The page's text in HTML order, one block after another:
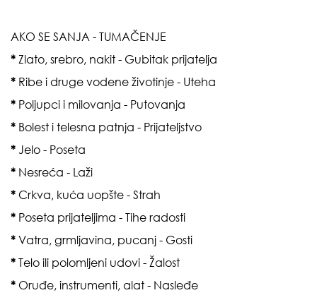
AKO SE SANJA - TUMAČENJE
* Zlato, srebro, nakit - Gubitak prijatelja
* Ribe i druge vodene životinje - Uteha
* Poljupci i milovanja - Putovanja
* Bolest i telesna patnja - Prijateljstvo
* Jelo - Poseta
* Nesreća - Laži
* Crkva, kuća uopšte - Strah
* Poseta prijateljima - Tihe radosti
* Vatra, grmljavina, pucanj - Gosti
* Telo ili polomljeni udovi - Žalost
* Oruđe, instrumenti, alat - Nasleđe